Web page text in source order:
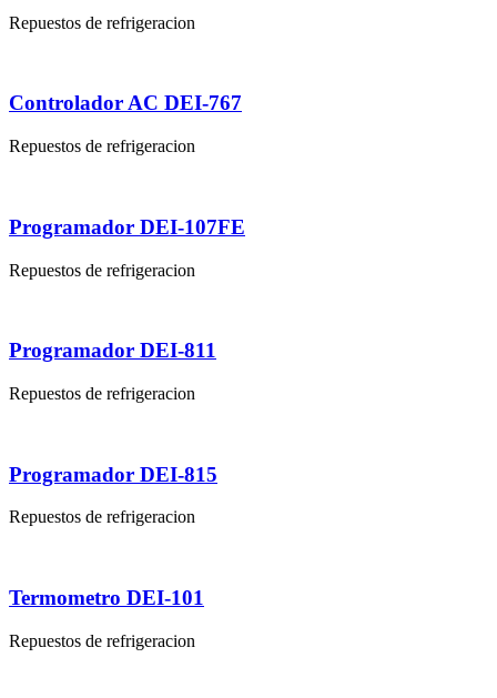
Repuestos de refrigeracion
Controlador AC DEI-767
Repuestos de refrigeracion
Programador DEI-107FE
Repuestos de refrigeracion
Programador DEI-811
Repuestos de refrigeracion
Programador DEI-815
Repuestos de refrigeracion
Termometro DEI-101
Repuestos de refrigeracion